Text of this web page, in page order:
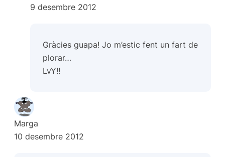
9 desembre 2012
Gràcies guapa! Jo m’estic fent un fart de
plorar…
LvY!!
Marga
10 desembre 2012